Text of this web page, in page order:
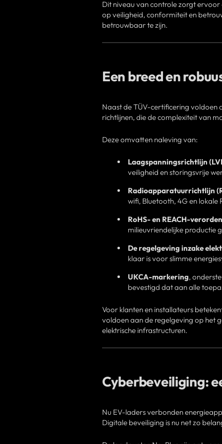
Dit niveau van controle zorgt
op veiligheid, conformiteit en
betrouwbaar te zijn.
Een breed en
Naast de TÜV-certificering voldoen
richtlijnen, die de complexiteit van
Deze omvatten naleving van:
Laagspanningsrichtlijn
veiligheid en storingsvrije
Radioapparatuurrichtlijn
wifi, Bluetooth, 4G en lokale
RoHS- en REACH-
milieuvriendelijke productie
De regelgeving inzake
klaar is voor slimme
UKCA-markering,
bevestigd dat aan alle
Voor klanten en installateurs
voldoen aan de regelgeving op het
elektrische infrastructuren.
Cyberbeveiliging:
Nu EV-laders verbonden
Digitale beveiliging is nu net zo